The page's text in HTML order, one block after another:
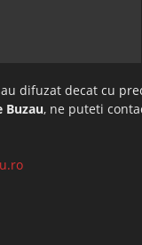
difuzat decat cu
Buzau, ne puteti